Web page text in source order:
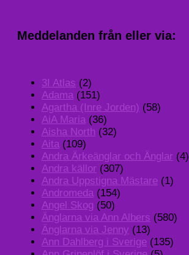
Meddelanden från eller via:
3I Atlas (2)
Adama (151)
Agartha (Inre Jorden) (58)
AiA Maria (36)
Aisha North (32)
Aita (109)
Andra Ärkeänglar och Änglar (4)
Andra källor (307)
Andra Uppstigna Mästare (1)
Andromeda (154)
Angel Skog (50)
Änglarna via Ann Albers (580)
Änglarna via Jenny (13)
Ann Dahlberg i Sverige (135)